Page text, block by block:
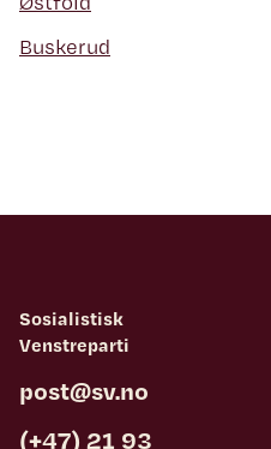
Buskerud
Sosialistisk
Venstreparti
post@sv.no
(+47) 21 93